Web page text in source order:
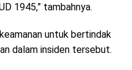
1945,” tambahnya.
untuk bertindak
dalam insiden tersebut.